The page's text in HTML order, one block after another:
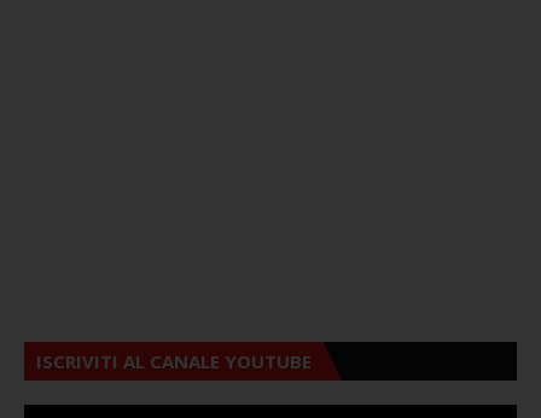
ISCRIVITI AL CANALE YOUTUBE